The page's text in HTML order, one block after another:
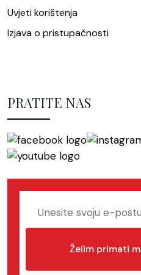
Uvjeti korištenja
Izjava o pristupačnosti
PRATITE NAS
Želim primati